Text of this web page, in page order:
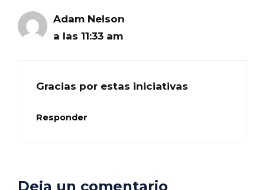
Adam Nelson
a las 11:33 am
Gracias por estas iniciativas
Responder
Deja un comentario